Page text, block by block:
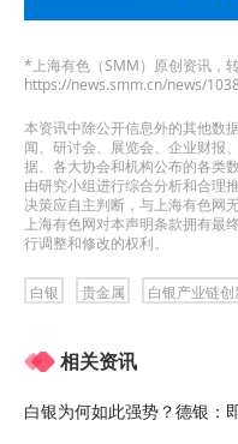
应链自主可控能力。
在此产业变革与政策
SMM（第七届）白
在江苏昆山隆重启幕
视野、更前沿的主题
聚全球白银领域的领
决策代表以及优秀创
台。我们诚邀您共赴
交汇的盛会中，携手
*上海有色（SMM）原创资讯，
https://news.smm.cn/news/
本资讯中除公开信息外的其他数
闻、研讨会、展览会、企业财报
据、各大协会和机构公布的各类
由研究小组进行综合分析和合理
决策应自主判断，与上海有色网无
上海有色网对本声明条款拥有最
行调整和修改的权利。
白银 贵金属 白银产业链创
相关资讯
白银为何如此强势？德银：